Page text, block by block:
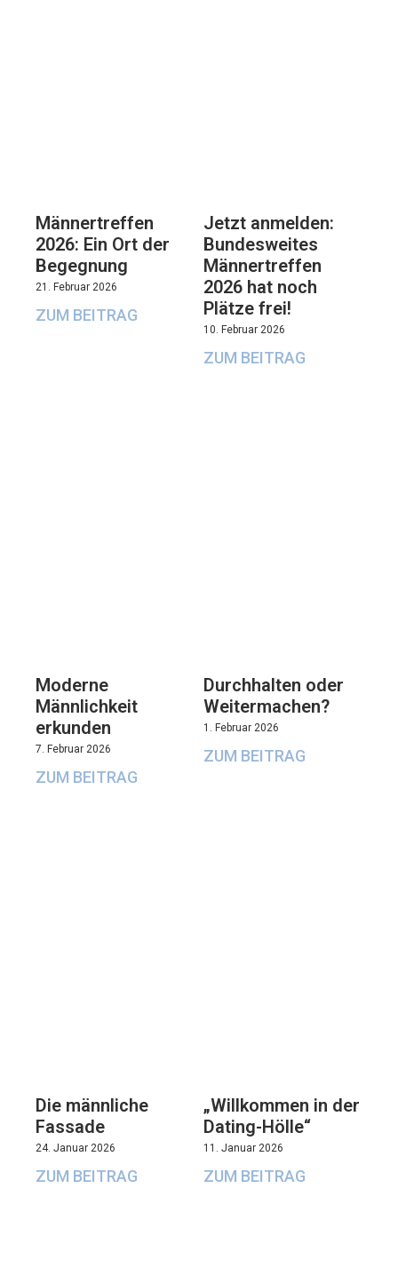
Männertreffen
2026: Ein Ort der
Begegnung
21. Februar 2026
ZUM BEITRAG
Jetzt anmelden:
Bundesweites
Männertreffen
2026 hat noch
Plätze frei!
10. Februar 2026
ZUM BEITRAG
Moderne
Männlichkeit
erkunden
7. Februar 2026
ZUM BEITRAG
Durchhalten oder
Weitermachen?
1. Februar 2026
ZUM BEITRAG
Die männliche
Fassade
24. Januar 2026
ZUM BEITRAG
„Willkommen in der
Dating-Hölle“
11. Januar 2026
ZUM BEITRAG